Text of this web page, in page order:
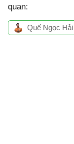
quan:
Quế Ngọc Hải